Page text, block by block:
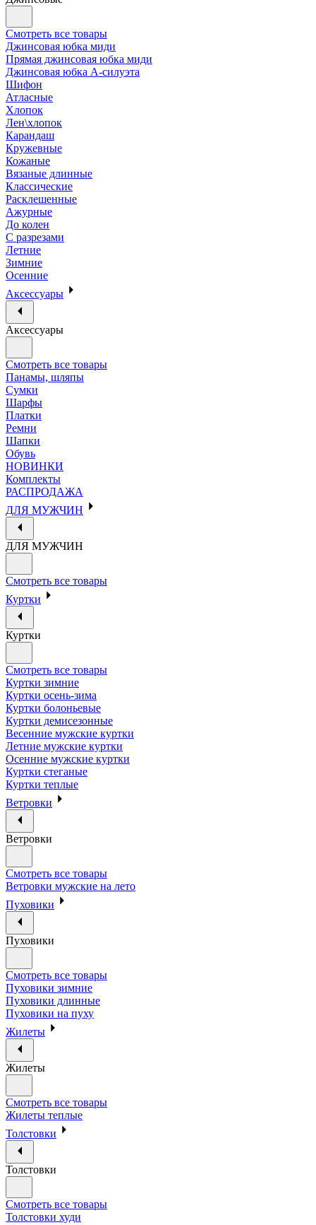
Смотреть все товары
Джинсовая юбка миди
Прямая джинсовая юбка миди
Джинсовая юбка А-силуэта
Шифон
Атласные
Хлопок
Лен\хлопок
Карандаш
Кружевные
Кожаные
Вязаные длинные
Классические
Расклешенные
Ажурные
До колен
С разрезами
Летние
Зимние
Осенние
Аксессуары
Аксессуары
Смотреть все товары
Панамы, шляпы
Сумки
Шарфы
Платки
Ремни
Шапки
Обувь
НОВИНКИ
Комплекты
РАСПРОДАЖА
ДЛЯ МУЖЧИН
ДЛЯ МУЖЧИН
Смотреть все товары
Куртки
Куртки
Смотреть все товары
Куртки зимние
Куртки осень-зима
Куртки болоньевые
Куртки демисезонные
Весенние мужские куртки
Летние мужские куртки
Осенние мужские куртки
Куртки стеганые
Куртки теплые
Ветровки
Ветровки
Смотреть все товары
Ветровки мужские на лето
Пуховики
Пуховики
Смотреть все товары
Пуховики зимние
Пуховики длинные
Пуховики на пуху
Жилеты
Жилеты
Смотреть все товары
Жилеты теплые
Толстовки
Толстовки
Смотреть все товары
Толстовки худи